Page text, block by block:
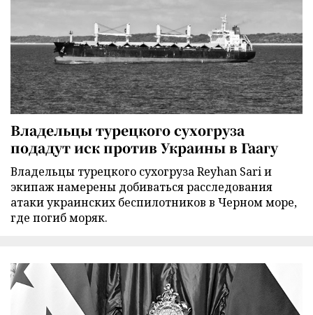
Владельцы турецкого сухогруза
подадут иск против Украины в Гаагу
Владельцы турецкого сухогруза Reyhan Sari и
экипаж намерены добиваться расследования
атаки украинских беспилотников в Черном море,
где погиб моряк.